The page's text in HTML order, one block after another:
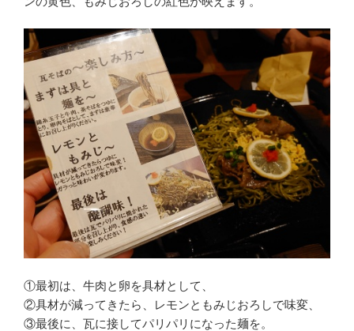
①最初は、牛肉と卵を具材として、
②具材が減ってきたら、レモンともみじおろしで味変、
③最後に、瓦に接してパリパリになった麺を。